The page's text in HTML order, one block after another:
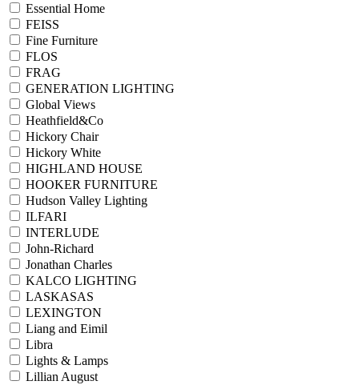
Essential Home
FEISS
Fine Furniture
FLOS
FRAG
GENERATION LIGHTING
Global Views
Heathfield&Co
Hickory Chair
Hickory White
HIGHLAND HOUSE
HOOKER FURNITURE
Hudson Valley Lighting
ILFARI
INTERLUDE
John-Richard
Jonathan Charles
KALCO LIGHTING
LASKASAS
LEXINGTON
Liang and Eimil
Libra
Lights & Lamps
Lillian August